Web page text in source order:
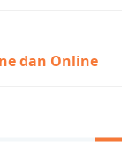
dan Online